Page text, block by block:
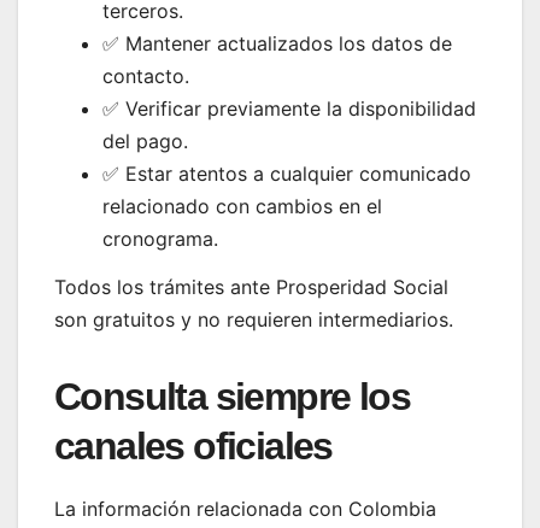
terceros.
✅ Mantener actualizados los datos de
contacto.
✅ Verificar previamente la disponibilidad
del pago.
✅ Estar atentos a cualquier comunicado
relacionado con cambios en el
cronograma.
Todos los trámites ante Prosperidad Social
son gratuitos y no requieren intermediarios.
Consulta siempre los
canales oficiales
La información relacionada con Colombia